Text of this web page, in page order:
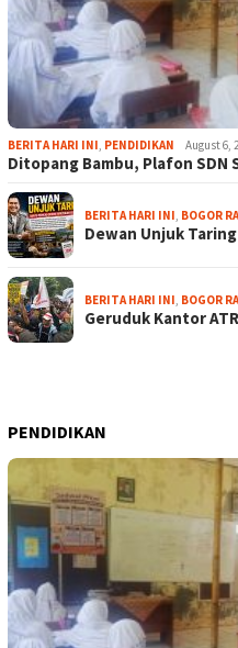
BERITA HARI INI, PENDIDIKAN August 6,
Ditopang Bambu, Plafon SDN
BERITA HARI INI, BOGOR
Dewan Unjuk Taring
BERITA HARI INI, BOGOR
Geruduk Kantor
PENDIDIKAN